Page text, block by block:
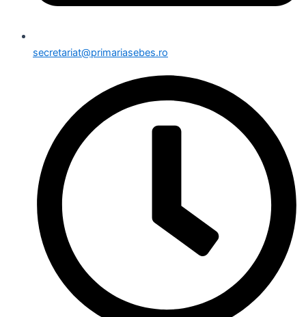
secretariat@primariasebes.ro